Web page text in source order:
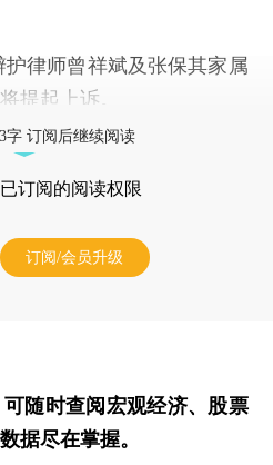
律师曾祥斌及张保其家属
提起上诉。
字 订阅后继续阅读
订阅的阅读权限
订阅/会员升级
可随时查阅宏观经济、股票
据尽在掌握。